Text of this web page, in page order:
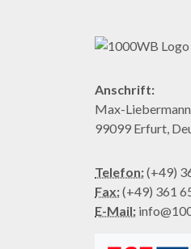
Anschrift:
Max-
99099 Erfurt,
Telefon:(+49)
Fax:(+49) 361
E-Mail: